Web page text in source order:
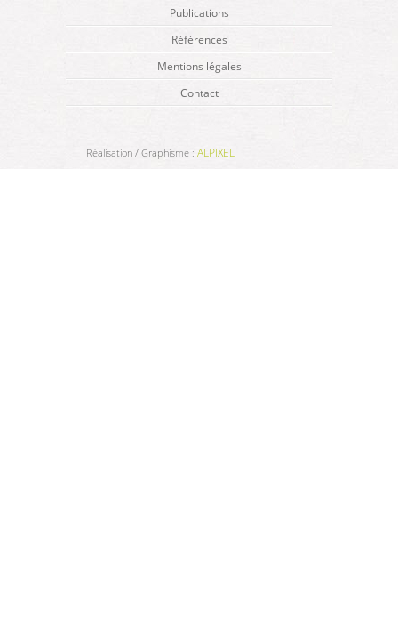
Publications
Références
Mentions légales
Contact
Réalisation / Graphisme : ALPIXEL